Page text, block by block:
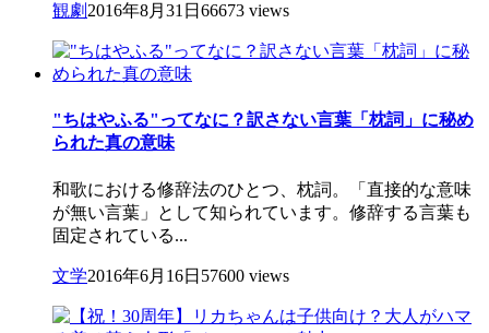
観劇 2016年8月31日 66673 views
"ちはやふる"ってなに？訳さない言葉「枕詞」に秘め
られた真の意味
和歌における修辞法のひとつ、枕詞。「直接的な意味
が無い言葉」として知られています。修辞する言葉も
固定されている...
文学2016年6月16日 57600 views